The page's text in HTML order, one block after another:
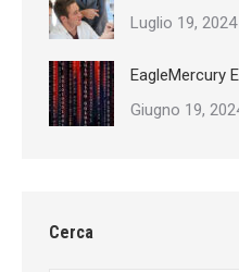
Luglio 19, 2024
EagleMercury
Giugno 19,
Cerca